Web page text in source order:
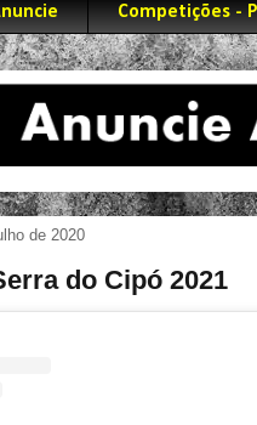
Competições -
de 2020
do Cipó 2021